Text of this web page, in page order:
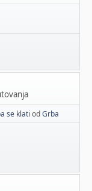
se klati odGrba